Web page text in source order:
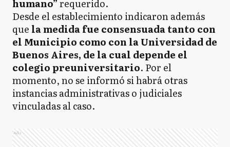
humano”requerido.
Desde el establecimiento indicaron además
que la medida fue consensuada tanto con
el Municipio como con la Universidad de
Buenos Aires, de la cual depende el
colegio preuniversitario. Por el
momento, no se informó si habrá otras
instancias administrativas o judiciales
vinculadas al caso.
Ads